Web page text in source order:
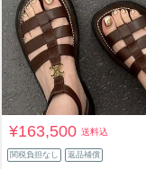
¥163,500送料込
関税負担なし 返品補償